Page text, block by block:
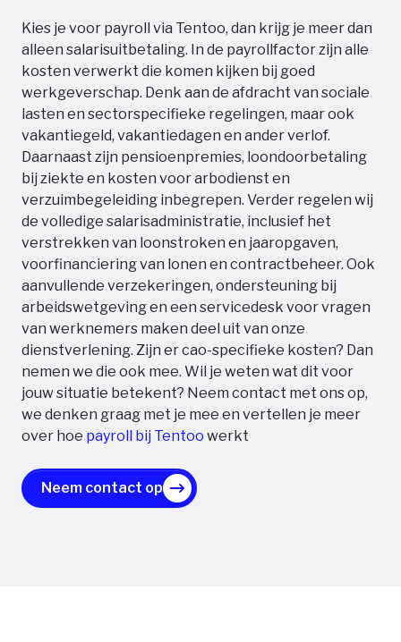
Kies je voor payroll via Tentoo, dan krijg je meer dan
alleen salarisuitbetaling. In de payrollfactor zijn alle
kosten verwerkt die komen kijken bij goed
werkgeverschap. Denk aan de afdracht van sociale
lasten en sectorspecifieke regelingen, maar ook
vakantiegeld, vakantiedagen en ander verlof.
Daarnaast zijn pensioenpremies, loondoorbetaling
bij ziekte en kosten voor arbodienst en
verzuimbegeleiding inbegrepen. Verder regelen wij
de volledige salarisadministratie, inclusief het
verstrekken van loonstroken en jaaropgaven,
voorfinanciering van lonen en contractbeheer. Ook
aanvullende verzekeringen, ondersteuning bij
arbeidswetgeving en een servicedesk voor vragen
van werknemers maken deel uit van onze
dienstverlening. Zijn er cao-specifieke kosten? Dan
nemen we die ook mee. Wil je weten wat dit voor
jouw situatie betekent? Neem contact met ons op,
we denken graag met je mee en vertellen je meer
over hoe payroll bij Tentoo werkt
Neem contact op